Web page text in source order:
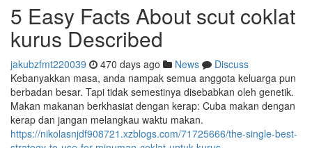
5 Easy Facts About scut coklat
kurus Described
jakubzfmt220039 470 days ago News
Discuss
Kebanyakkan masa, anda nampak semua anggota keluarga pun
berbadan besar. Tapi tidak semestinya disebabkan oleh genetik.
Makan makanan berkhasiat dengan kerap: Cuba makan dengan
kerap dan jangan melangkau waktu makan.
https://nikolasnjdf908721.xzblogs.com/71725666/the-single-best-